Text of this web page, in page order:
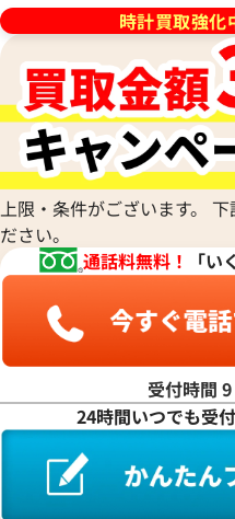
格
日時点の参考買取価格です
ッピーダイヤモンド 4119 1
イト
時計買取強化
上限・条件がございます。
ださい。
通話料無料！
「
受付時間
24時間いつでも受